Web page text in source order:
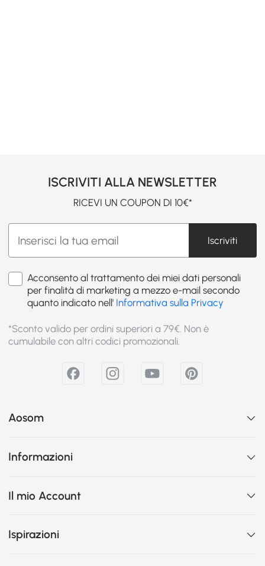
ISCRIVITI ALLA NEWSLETTER
RICEVI UN COUPON DI 10€*
Iscriviti
Acconsento al trattamento dei miei dati personali
per finalità di marketing a mezzo e-mail secondo
quanto indicato nell' Informativa sulla Privacy
*Sconto valido per ordini superiori a 79€. Non è
cumulabile con altri codici promozionali.
Aosom
Informazioni
Il mio Account
Ispirazioni